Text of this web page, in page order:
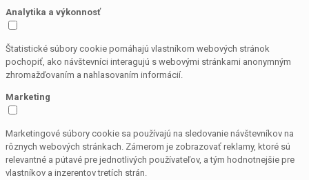
Analytika a výkonnosť
Štatistické súbory cookie pomáhajú vlastníkom webových stránok
pochopiť, ako návštevníci interagujú s webovými stránkami anonymným
zhromažďovaním a nahlasovaním informácií.
Marketing
Marketingové súbory cookie sa používajú na sledovanie návštevníkov na
rôznych webových stránkach. Zámerom je zobrazovať reklamy, ktoré sú
relevantné a pútavé pre jednotlivých používateľov, a tým hodnotnejšie pre
vlastníkov a inzerentov tretích strán.